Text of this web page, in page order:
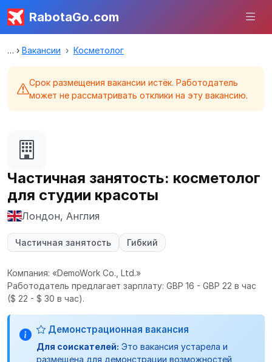
RabotaGo.com
Вакансии Косметолог
Срок размещения вакансии истёк. Работодатель
может не рассматривать отклики на эту вакансию.
Частичная занятость: косметолог
для студии красоты
Лондон, Англия
Частичная занятость Гибкий
Компания: «DemoWork Co., Ltd.»
Работодатель предлагает зарплату: GBP 16 - GBP 22 в час
($ 22 - $ 30 в час).
Демонстрационная вакансия
Для соискателей: Это вакансия устарела и
размещена для демонстрации возможностей